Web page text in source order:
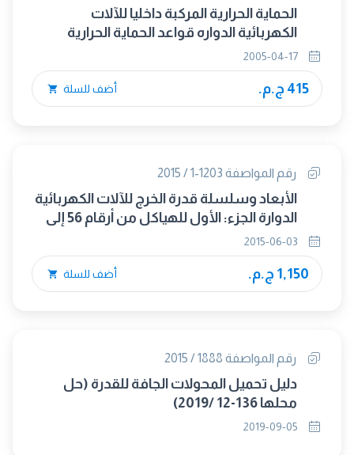
الحماية الحرارية المركبة داخليا للآلات
الكهربائية الدواره قواعد الحماية الحرارية
ًللآلات الكهربائية
415 ج.م. أضف للسلة
رقم المواصفة 1203-1 / 2015
الأبعاد وسلسلة قدرة الخرج للآلات الكهربائية
الدوارة الجزء: الأول للهياكل من أرقام 56 إلى
400 وللفلانشات من أرقام 55 إلى 1080
1,150 ج.م. أضف للسلة
رقم المواصفة 1888 / 2015
دليل تحميل المحولات الجافة للقدرة (حل
محلها 136-12 /2019)